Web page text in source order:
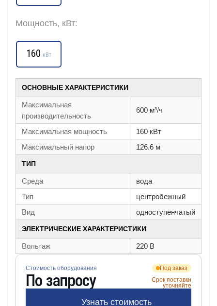
Мощность, кВт:
160 кВт
ОСНОВНЫЕ ХАРАКТЕРИСТИКИ
Максимальная
производительность
600 м³/ч
Максимальная мощность
160 кВт
Максимальный напор
126.6 м
ТИП
Среда
вода
Тип
центробежный
Вид
одноступенчатый
ЭЛЕКТРИЧЕСКИЕ ХАРАКТЕРИСТИКИ
Вольтаж 220 В
Стоимость оборудования
По запросу
Под заказ
Срок поставки
уточняйте
Узнать стоимость